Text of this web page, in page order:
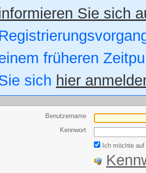
Sie sich
früheren
sich hier
Benutzername
Kennwort
Ich möchte